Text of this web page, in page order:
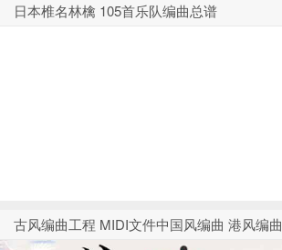
日本椎名林檎 105首乐队编曲总谱
古风编曲工程 MIDI文件中国风编曲 港风编曲